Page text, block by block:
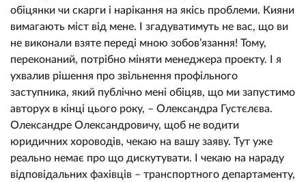
обіцянки чи скарги і нарікання на якісь проблеми. Кияни
вимагають міст від мене. І згадуватимуть не вас, що ви
не виконали взяте переді мною зобов’язання! Тому,
переконаний, потрібно міняти менеджера проекту. І я
ухвалив рішення про звільнення профільного
заступника, який публічно мені обіцяв, що ми запустимо
авторух в кінці цього року, – Олександра Густєлєва.
Олександре Олександровичу, щоб не водити
юридичних хороводів, чекаю на вашу заяву. Тут уже
реально немає про що дискутувати. І чекаю на нараду
відповідальних фахівців – транспортного департаменту,